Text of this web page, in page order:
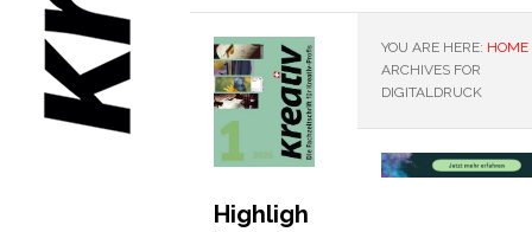
YOU ARE HERE: HOME
ARCHIVES FOR
DIGITALDRUCK
Highligh